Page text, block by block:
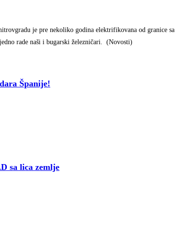
je pre nekoliko godina elektrifikovana od granice sa
rade naši i bugarski železničari. (Novosti)
Španije!
sa lica zemlje